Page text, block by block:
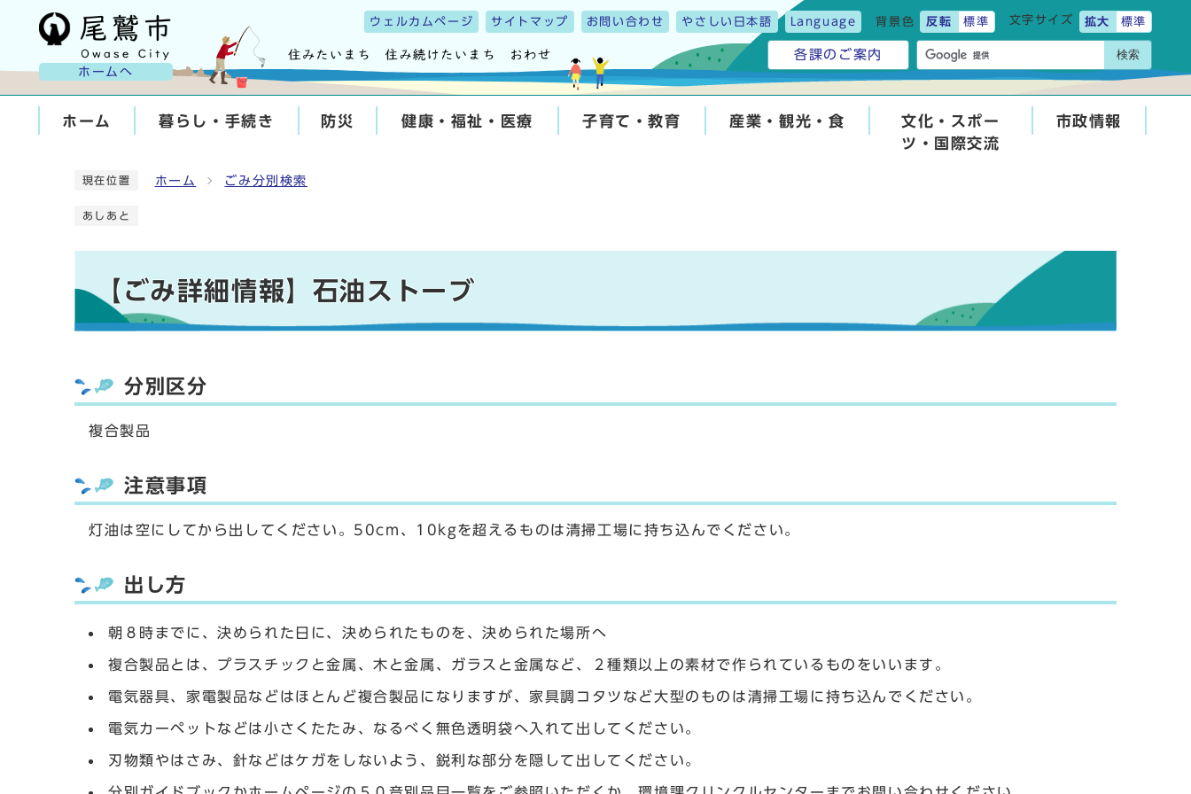
ホームへ
ウェルカムページ サイトマップ お問い合わせ やさしい日本語 Language 背景色 反転 標準 文字サイズ 拡大 標準
各課のご案内 検索
ホーム 暮らし・手続き 防災 健康・福祉・医療 子育て・教育 産業・観光・食
文化・スポー
ツ・国際交流
市政情報
現在位置 ホーム ごみ分別検索
あしあと
【ごみ詳細情報】石油ストーブ
分別区分
複合製品
注意事項
灯油は空にしてから出してください。50cm、10kgを超えるものは清掃工場に持ち込んでください。
出し方
朝８時までに、決められた日に、決められたものを、決められた場所へ
複合製品とは、プラスチックと金属、木と金属、ガラスと金属など、２種類以上の素材で作られているものをいいます。
電気器具、家電製品などはほとんど複合製品になりますが、家具調コタツなど大型のものは清掃工場に持ち込んでください。
電気カーペットなどは小さくたたみ、なるべく無色透明袋へ入れて出してください。
刃物類やはさみ、針などはケガをしないよう、鋭利な部分を隠して出してください。